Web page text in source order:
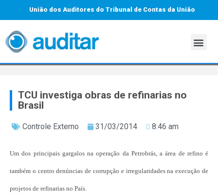
União dos Auditores do Tribunal de Contas da União
TCU investiga obras de refinarias no
Brasil
Controle Externo 31/03/2014 8:46 am
Um dos principais gargalos na operação da Petrobrás, a área de refino é
também o centro denúncias de corrupção e irregularidades na execução de
projetos de refinarias no País.